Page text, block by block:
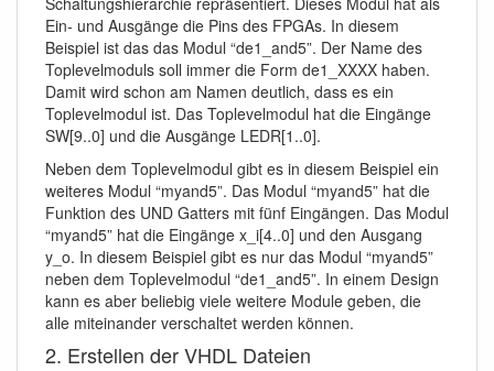
Ein- und Ausgänge die Pins des FPGAs. In diesem
Beispiel ist das das Modul “de1_and5”. Der Name des
Toplevelmoduls soll immer die Form de1_XXXX haben.
Damit wird schon am Namen deutlich, dass es ein
Toplevelmodul ist. Das Toplevelmodul hat die Eingänge
SW[9..0] und die Ausgänge LEDR[1..0].
Neben dem Toplevelmodul gibt es in diesem Beispiel ein
weiteres Modul “myand5”. Das Modul “myand5” hat die
Funktion des UND Gatters mit fünf Eingängen. Das Modul
“myand5” hat die Eingänge x_i[4..0] und den Ausgang
y_o. In diesem Beispiel gibt es nur das Modul “myand5”
neben dem Toplevelmodul “de1_and5”. In einem Design
kann es aber beliebig viele weitere Module geben, die
alle miteinander verschaltet werden können.
2. Erstellen der VHDL Dateien